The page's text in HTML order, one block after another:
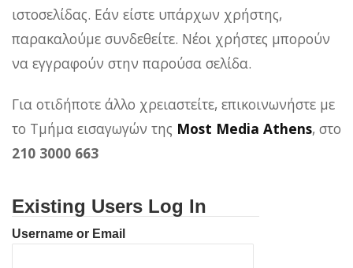
ιστοσελίδας. Εάν είστε υπάρχων χρήστης,
παρακαλούμε συνδεθείτε. Νέοι χρήστες μπορούν
να εγγραφούν στην παρούσα σελίδα.
Για οτιδήποτε άλλο χρειαστείτε, επικοινωνήστε με
το Τμήμα εισαγωγών της Most Media Athens, στο
210 3000 663
Existing Users Log In
Username or Email